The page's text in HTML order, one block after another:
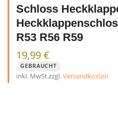
GEBRAUCHTWAGEN MEHR
Schloss
R53 R56 R59
19,99€
GEBRAUCHT
inkl. MwSt.zzgl.Versandkosten